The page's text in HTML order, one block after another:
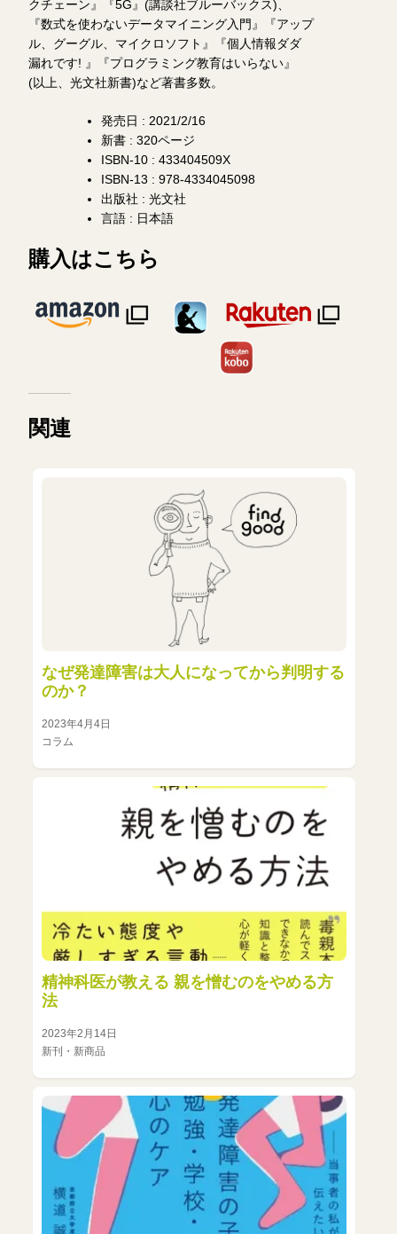
クチェーン』『5G』(講談社ブルーバックス)、
『数式を使わないデータマイニング入門』『アップ
ル、グーグル、マイクロソフト』『個人情報ダダ
漏れです! 』『プログラミング教育はいらない』
(以上、光文社新書)など著書多数。
発売日 : 2021/2/16
新書 : 320ページ
ISBN-10 : 433404509X
ISBN-13 : 978-4334045098
出版社 : 光文社
言語 : 日本語
購入はこちら
関連
なぜ発達障害は大人になってから判明する
のか？
2023年4月4日
コラム
精神科医が教える 親を憎むのをやめる方
法
2023年2月14日
新刊・新商品